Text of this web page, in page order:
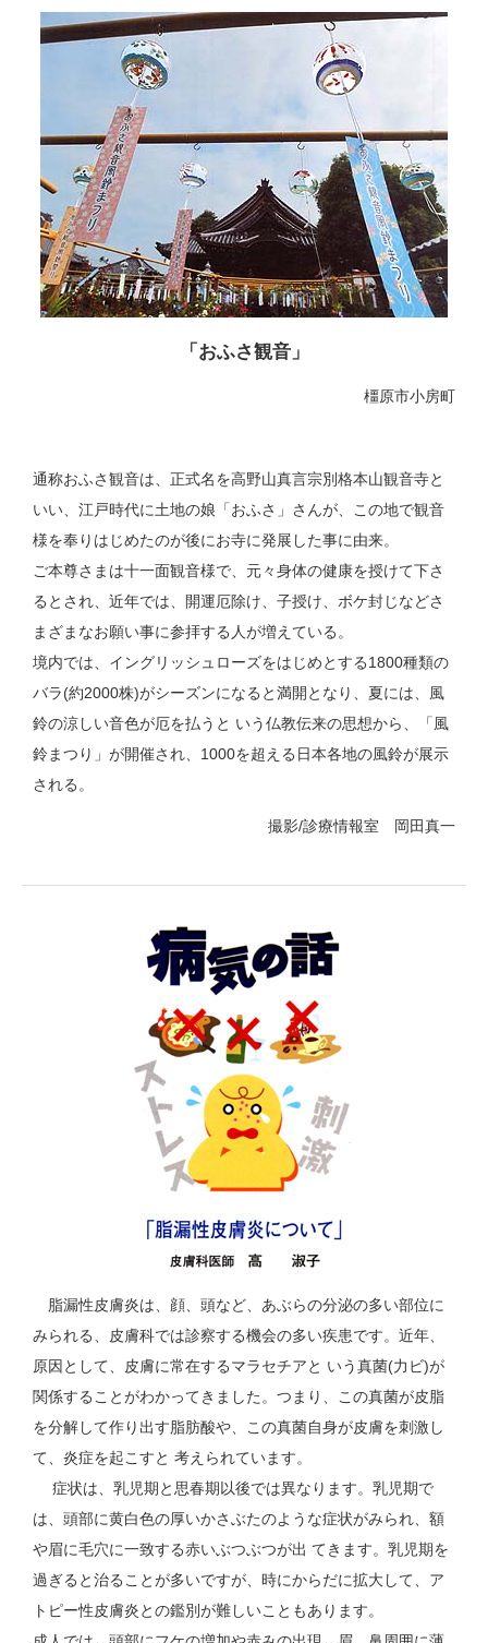
「おふさ観音」
橿原市小房町
通称おふさ観音は、正式名を高野山真言宗別格本山観音寺と
いい、江戸時代に土地の娘「おふさ」さんが、この地で観音
様を奉りはじめたのが後にお寺に発展した事に由来。
ご本尊さまは十一面観音様で、元々身体の健康を授けて下さ
るとされ、近年では、開運厄除け、子授け、ボケ封じなどさ
まざまなお願い事に参拝する人が増えている。
境内では、イングリッシュローズをはじめとする1800種類の
バラ(約2000株)がシーズンになると満開となり、夏には、風
鈴の涼しい音色が厄を払うと いう仏教伝来の思想から、「風
鈴まつり」が開催され、1000を超える日本各地の風鈴が展示
される。
撮影/診療情報室 岡田真一
脂漏性皮膚炎は、顔、頭など、あぶらの分泌の多い部位に
みられる、皮膚科では診察する機会の多い疾患です。近年、
原因として、皮膚に常在するマラセチアと いう真菌(力ビ)が
関係することがわかってきました。つまり、この真菌が皮脂
を分解して作り出す脂肪酸や、この真菌自身が皮膚を刺激し
て、炎症を起こすと 考えられています。
症状は、乳児期と思春期以後では異なります。乳児期で
は、頭部に黄白色の厚いかさぶたのような症状がみられ、額
や眉に毛穴に一致する赤いぶつぶつが出 てきます。乳児期を
過ぎると治ることが多いですが、時にからだに拡大して、ア
トピー性皮膚炎との鑑別が難しいこともあります。